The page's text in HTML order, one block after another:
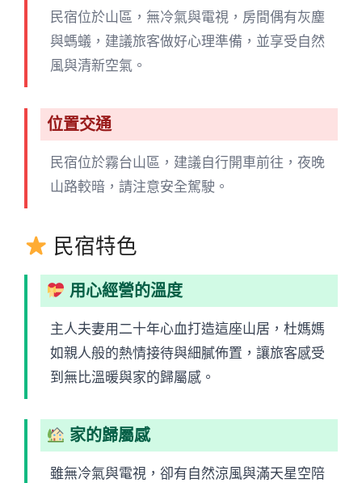
民宿位於山區，無冷氣與電視，房間偶有灰塵
與螞蟻，建議旅客做好心理準備，並享受自然
風與清新空氣。
位置交通
民宿位於霧台山區，建議自行開車前往，夜晚
山路較暗，請注意安全駕駛。
民宿特色
用心經營的溫度
主人夫妻用二十年心血打造這座山居，杜媽媽
如親人般的熱情接待與細膩佈置，讓旅客感受
到無比溫暖與家的歸屬感。
家的歸屬感
雖無冷氣與電視，卻有自然涼風與滿天星空陪